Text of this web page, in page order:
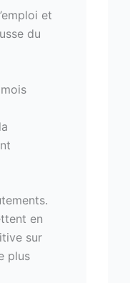
et
du
en
sur
plus